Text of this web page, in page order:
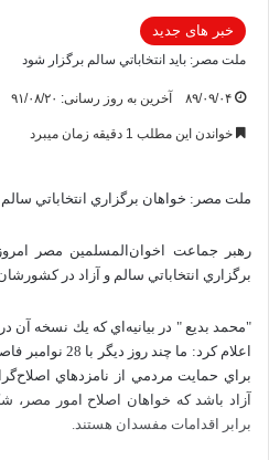
خبر های جدید
ملت مصر: بايد انتخاباتي سالم برگزار شود
۸۹/۰۹/۰۴ آخرین به روز رسانی: ۹۱/۰۸/۲۰
خواندن این مطلب 1 دقیقه زمان میبرد
ملت مصر: خواهان برگزاري انتخاباتي
رهبر جماعت اخوان‌المسلمين مصر
برگزاري انتخاباتي سالم و آزاد در
"محمد بديع " در بيانيه‌اي كه يك نسخه آن
اعلام كرد: ما
براي حمايت مردمي از نامزدهاي
آزاد باشد كه خواهان اصلاح امور
برابر اقدامات مفسدان هستند.